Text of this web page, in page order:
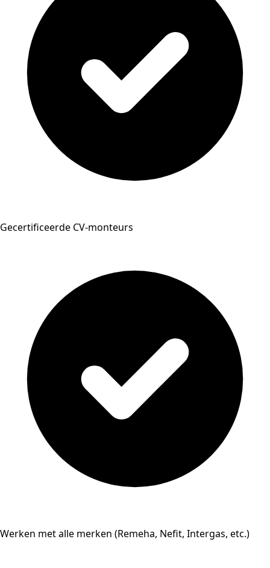
Gecertificeerde CV-monteurs
Werken met alle merken (Remeha, Nefit, Intergas, etc.)